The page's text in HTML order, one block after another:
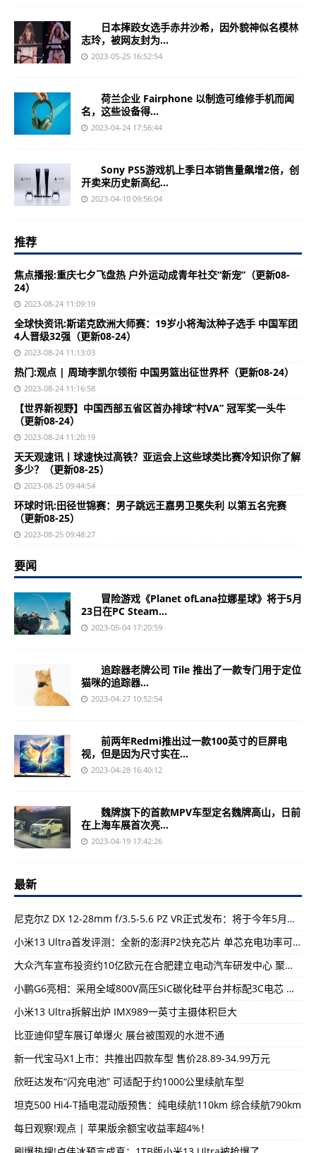
日本摔跤女选手赤井沙希，因外貌神似名模林
志玲，被网友封为...
2023-05-25 16:52:54
荷兰企业 Fairphone 以制造可维修手机而闻
名，这些设备得...
2023-04-24 17:56:44
Sony PS5游戏机上季日本销售量飙增2倍，创
开卖来历史新高纪...
2023-04-10 09:56:04
推荐
焦点播报:重庆七夕飞盘热 户外运动成青年社交“新宠”（更新08-
24）
2023-08-24 11:09:19
全球快资讯:斯诺克欧洲大师赛：19岁小将淘汰种子选手 中国军团
4人晋级32强（更新08-24）
2023-08-24 11:13:03
热门:观点 | 周琦李凯尔领衔 中国男篮出征世界杯（更新08-24）
2023-08-24 11:16:58
【世界新视野】中国西部五省区首办排球“村VA” 冠军奖一头牛
（更新08-24）
2023-08-24 11:20:19
天天观速讯丨球速快过高铁？亚运会上这些球类比赛冷知识你了解
多少？（更新08-25）
2023-08-25 09:44:54
环球时讯:田径世锦赛：男子跳远王嘉男卫冕失利 以第五名完赛
（更新08-25）
2023-08-25 09:48:27
要闻
冒险游戏《Planet ofLana拉娜星球》将于5月
23日在PC Steam...
2023-05-04 17:20:59
追踪器老牌公司 Tile 推出了一款专门用于定位
猫咪的追踪器...
2023-04-27 10:52:54
前两年Redmi推出过一款100英寸的巨屏电
视，但是因为尺寸实在...
2023-04-28 16:40:12
魏牌旗下的首款MPV车型定名魏牌高山，日前
在上海车展首次亮...
2023-04-19 17:42:26
最新
尼克尔Z DX 12-28mm f/3.5-5.6 PZ VR正式发布：将于今年5月中旬开售 售价2599元
小米13 Ultra首发评测：全新的澎湃P2快充芯片 单芯充电功率可达90W
大众汽车宣布投资约10亿欧元在合肥建立电动汽车研发中心 聚焦智能网联电动汽车
小鹏G6亮相：采用全域800V高压SiC碳化硅平台并标配3C电芯 续航高达755km
小米13 Ultra拆解出炉 IMX989一英寸主摄体积巨大
比亚迪仰望车展订单爆火 展台被围观的水泄不通
新一代宝马X1上市：共推出四款车型 售价28.89-34.99万元
欣旺达发布“闪充电池” 可适配于约1000公里续航车型
坦克500 Hi4-T插电混动版预售：纯电续航110km 综合续航790km
每日观察!观点 | 苹果版余额宝收益率超4%！